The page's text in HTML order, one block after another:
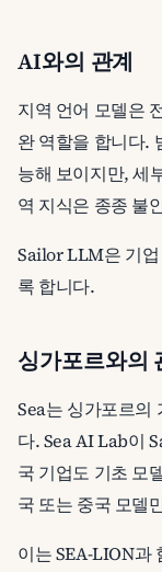
AI와의 관계
지역 언어 모델은
완 역할을 합니다.
능해 보이지만, 세
역 지식은 종종 불
Sailor LLM은 기업
록 합니다.
싱가포르와의
Sea는 싱가포르의
다. Sea AI Lab이
국 기업도 기초 모
국 또는 중국 모델
이는 SEA-LION과